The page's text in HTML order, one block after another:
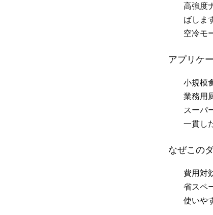
高強度
ばしま
空冷モ
アプリケ
小規模
業務用
スーパ
一貫し
なぜこの
費用対
省スペ
使いや